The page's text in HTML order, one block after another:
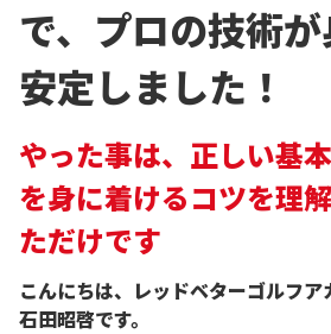
で、プロの技術が
安定しました！
やった事は、正しい基
を身に着けるコツを理
ただけです
こんにちは、レッドベターゴルフ
石田昭啓です。